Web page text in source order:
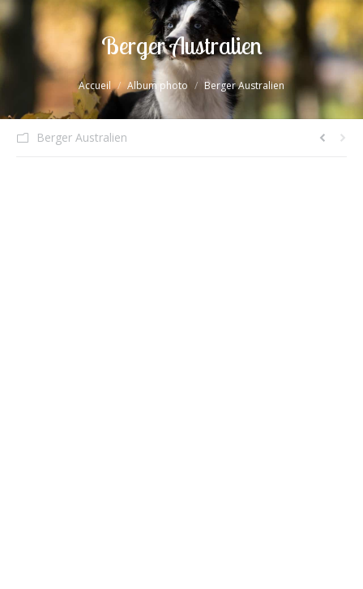
Berger Australien
Vous êtes ici :
Accueil Album photo Berger Australien
Berger Australien